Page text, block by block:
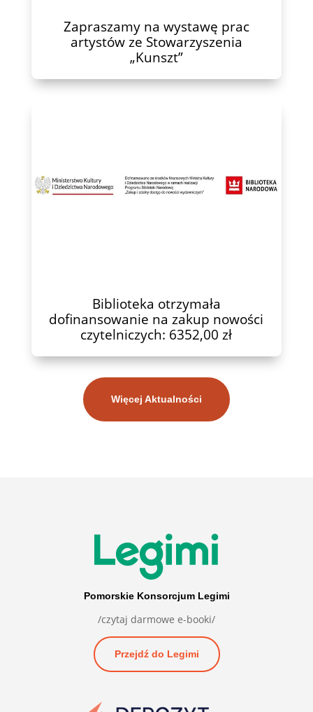
Zapraszamy na wystawę prac
artystów ze Stowarzyszenia
„Kunszt”
Biblioteka otrzymała
dofinansowanie na zakup nowości
czytelniczych: 6352,00 zł
Więcej Aktualności
Pomorskie Konsorcjum Legimi
/czytaj darmowe e-booki/
Przejdź do Legimi